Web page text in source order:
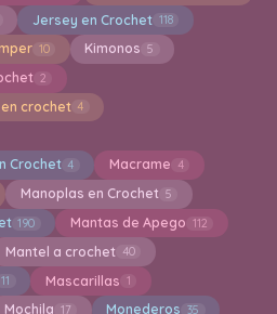
Jersey en Crochet 118
10 Kimonos 5
2
crochet 4
Crochet 4 Macrame 4
Manoplas en Crochet 5
190 Mantas de Apego 112
Mantel a crochet 40
11 Mascarillas 1
Mochila 17 Monederos 35